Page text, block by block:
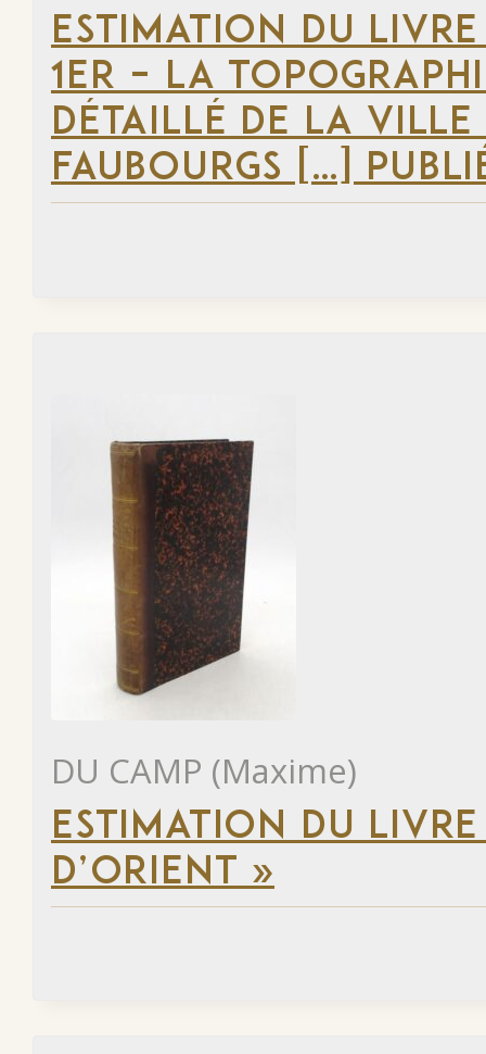
ESTIMATION DU
1ER – LA
DÉTAILLÉ DE LA VILLE
FAUBOURGS […]
DU CAMP (Maxime)
ESTIMATION DU
D’ORIENT »